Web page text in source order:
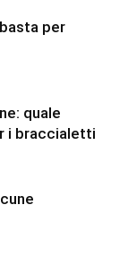
per
quale
i braccialetti